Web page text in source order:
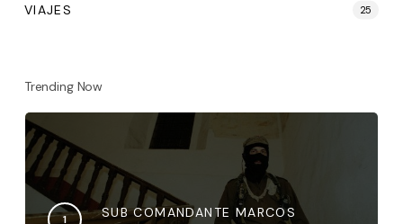
VIAJES 25
Trending Now
SUB COMANDANTE MARCOS